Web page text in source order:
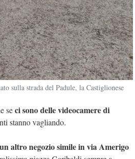
sulla strada del Padule, la Castiglionese
seci sono delle videocamere di
stanno vagliando.
altro negozio simile in via Amerigo